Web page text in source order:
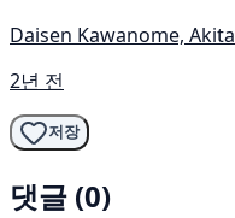
Daisen Kawanome, Akita
2년 전
저장
댓글 (0)